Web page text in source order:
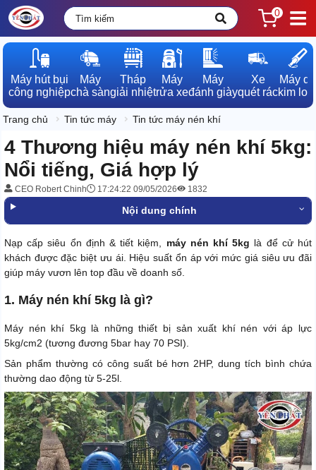
0
Máy hút bụi
công nghiệp
Máy
chà sàn
Tháp
giải nhiệt
Máy
rửa xe
Máy
đánh giày
Xe
quét rác
Máy dò
kim loại
Trang chủ Tin tức máy Tin tức máy nén khí
4 Thương hiệu máy nén khí 5kg:
Nổi tiếng, Giá hợp lý
CEO Robert Chinh 17:24:22 09/05/2026 1832
Nội dung chính
Nạp cấp siêu ổn định & tiết kiệm, máy nén khí 5kg là để cử hút
khách được đặc biệt ưu ái. Hiệu suất ổn áp với mức giá siêu ưu đãi
giúp máy vươn lên top đầu về doanh số.
1. Máy nén khí 5kg là gì?
Máy nén khí 5kg là những thiết bị sản xuất khí nén với áp lực
5kg/cm2 (tương đương 5bar hay 70 PSI).
Sản phẩm thường có công suất bé hơn 2HP, dung tích bình chứa
thường dao động từ 5-25l.